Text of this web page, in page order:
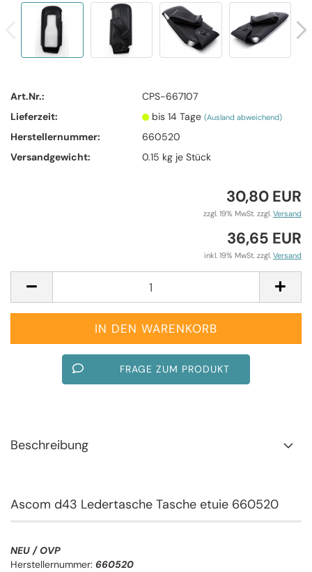
Art.Nr.:
CPS-667107
Lieferzeit:
bis 14 Tage(Ausland abweichend)
Herstellernummer:
660520
Versandgewicht:
0.15 kg je Stück
30,80 EUR
zzgl. 19% MwSt. zzgl. Versand
36,65 EUR
inkl. 19% MwSt. zzgl. Versand
FRAGE ZUM PRODUKT
Beschreibung
Ascom d43 Ledertasche Tasche etuie 660520
NEU / OVP
Herstellernummer: 660520